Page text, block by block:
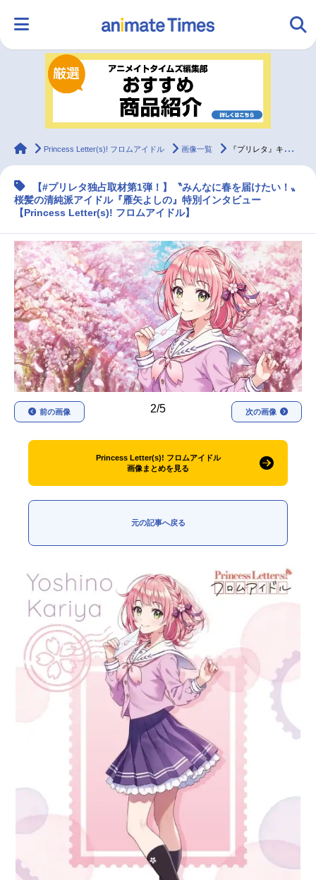
ランキング アニメ
ラジオ
マンガ・ラノベ ゲーム・アプリ 音楽
2.5次元 配信・Vtuber トレンド 無料マンガ
最新記事一覧
アニメ記事一覧 声優記事一覧
アニメ映画一覧 実写化映画一覧
今期アニメ曜日別一覧
春アニメ
男性声優/女性声優一覧
animateTimes
Princess Letter(s)! フロムアイドル 画像一覧 『プリレタ』キャラクターインタビュー連載【雁矢よしの】
【#プリレタ独占取材第1弾！】〝みんなに春を届けたい！〟
桜髪の清純派アイドル『雁矢よしの』特別インタビュー
【Princess Letter(s)! フロムアイドル】
2/5
前の画像 次の画像
Princess Letter(s)! フロムアイドル
画像まとめを見る
元の記事へ戻る